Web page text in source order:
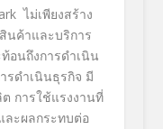
ไม่เพียงสร้าง
นค้าและบริการ
อนถึงการดำเนิน
รดำเนินธุรกิจ มี
การใช้แรงงานที่
ละผลกระทบต่อ